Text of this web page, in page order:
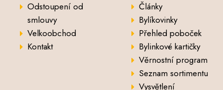
Odstoupení od
smlouvy
Velkoobchod
Kontakt
Články
Bylíkovinky
Přehled poboček
Bylinkové kartičky
Věrnostní program
Seznam sortimentu
Vysvětlení